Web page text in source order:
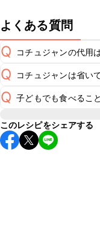
よくある質問
Q コチュジャンの代用
A
Q コチュジャンは省い
A
使用量が少ない場合
ンの味付けとして使
能性があるため、 こ
Q 子どもでも食べるこ
コチュジャンは甘辛
い味付けが苦手な方
います。使用する食
このレシピをシェアする